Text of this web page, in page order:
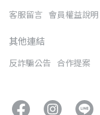
客服留言 會員權益說明
其他連結
反詐騙公告 合作提案